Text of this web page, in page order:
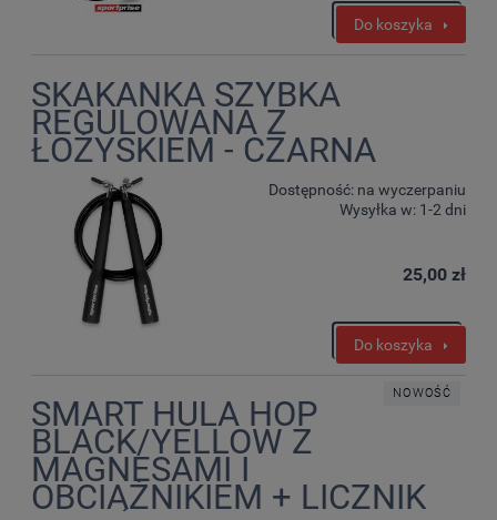
Do koszyka
SKAKANKA SZYBKA
REGULOWANA Z
ŁOŻYSKIEM - CZARNA
Dostępność: na wyczerpaniu
Wysyłka w: 1-2 dni
25,00 zł
Do koszyka
SMART HULA HOP
BLACK/YELLOW Z
MAGNESAMI I
OBCIĄŻNIKIEM + LICZNIK
NOWOŚĆ